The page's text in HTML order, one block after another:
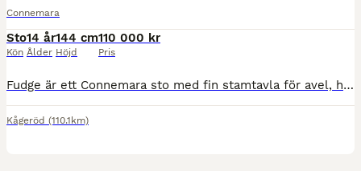
Connemara
Sto
Kön
14 år
Ålder
144 cm
Höjd
110 000 kr
Pris
Fudge är ett Connemara sto med fin stamtavla för avel, hon är född 2012 och är mätt till 144cm. Hon är väldigt snäll och enkel att ha och göra med, står fint i transporten, fin i dressyren med plus för galoppen, älskar att hoppa men kräver lite av ryttaren för att komma till sin rätt i hoppningen, hoppar utan problem 110cm och förmodligen ännu högre. Älskar att ridas i sko
Kågeröd (110.1km)